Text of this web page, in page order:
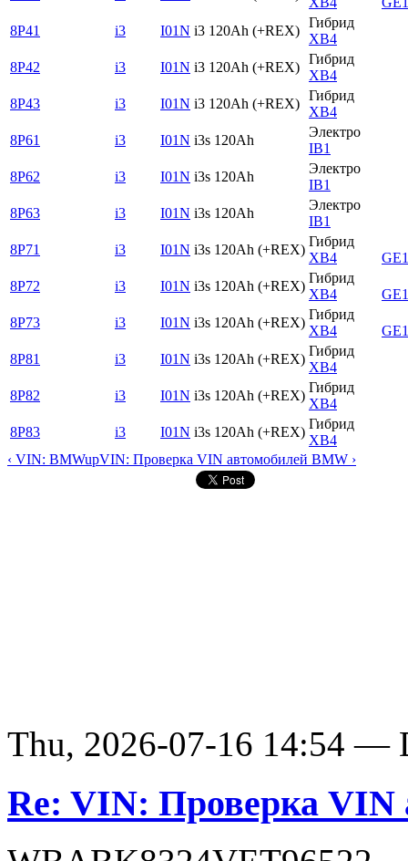
8P41
i3 I01N i3 120Ah (+REX)
Гибрид
XB4
8P42
i3 I01N i3 120Ah (+REX)
Гибрид
XB4
8P43
i3 I01N i3 120Ah (+REX)
Гибрид
XB4
8P61
i3 I01N i3s 120Ah
Электро
IB1
8P62
i3 I01N i3s 120Ah
Электро
IB1
8P63
i3 I01N i3s 120Ah
Электро
IB1
8P71
i3 I01N i3s 120Ah (+REX)
Гибрид
XB4
8P72
i3 I01N i3s 120Ah (+REX)
Гибрид
XB4
8P73
i3 I01N i3s 120Ah (+REX)
Гибрид
XB4
8P81
i3 I01N i3s 120Ah (+REX)
Гибрид
XB4
8P82
i3 I01N i3s 120Ah (+REX)
Гибрид
XB4
8P83
i3 I01N i3s 120Ah (+REX)
Гибрид
XB4
‹ VIN: BMWupVIN: Проверка VIN автомобилей BMW ›
Thu, 2026-07-16 14:54 —
Re: VIN: Проверка VIN